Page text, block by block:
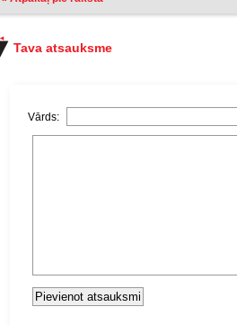
Tava atsauksme
Vārds: